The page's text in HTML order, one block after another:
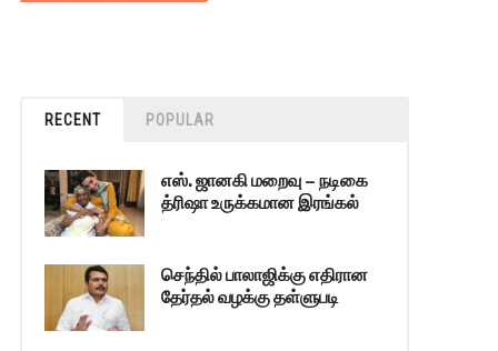
RECENT POPULAR
எஸ். ஜானகி மறைவு – நடிகை
த்ரிஷா உருக்கமான இரங்கல்
செந்தில் பாலாஜிக்கு எதிரான
தேர்தல் வழக்கு தள்ளுபடி